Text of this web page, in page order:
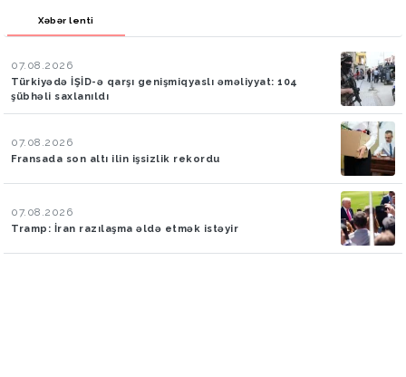
Xəbər lenti
07.08.2026
Türkiyədə İŞİD-ə qarşı genişmiqyaslı əməliyyat: 104
şübhəli saxlanıldı
07.08.2026
Fransada son altı ilin işsizlik rekordu
07.08.2026
Tramp: İran razılaşma əldə etmək istəyir